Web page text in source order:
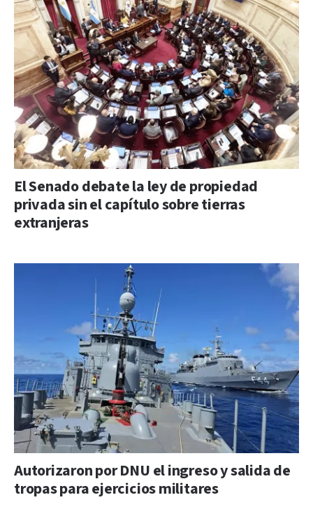
El Senado debate la ley de propiedad
privada sin el capítulo sobre tierras
extranjeras
Autorizaron por DNU el ingreso y salida de
tropas para ejercicios militares